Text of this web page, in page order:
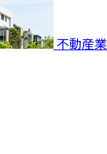
不動産業